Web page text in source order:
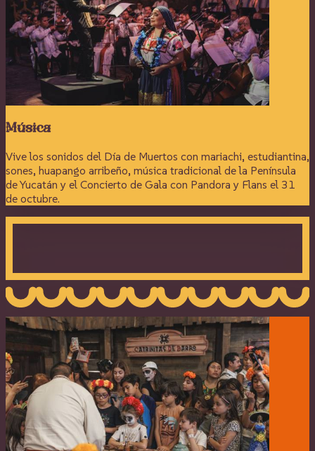
Música
Vive los sonidos del Día de Muertos con mariachi, estudiantina,
sones, huapango arribeño, música tradicional de la Península
de Yucatán y el Concierto de Gala con Pandora y Flans el 31
de octubre.